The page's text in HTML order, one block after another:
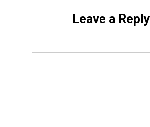
Leave a Reply